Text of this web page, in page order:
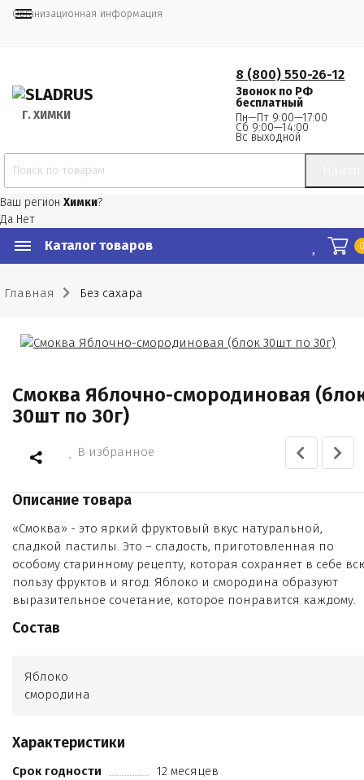
Организационная информация
Г. ХИМКИ
8 (800) 550-26-12
Звонок по РФ
бесплатный
Пн—Пт 9:00—17:00
Сб 9:00—14:00
Вс выходной
Ваш регион Химки?
Да Нет
Каталог товаров
Главная Без сахара
Смоква Яблочно-смородиновая
30шт по 30г)
В избранное
Описание товара
«Смоква» - это яркий фруктовый вкус натуральной,
сладкой пастилы. Это – сладость, приготовленная по
особому старинному рецепту, которая сохраняет в себе
пользу фруктов и ягод. Яблоко и смородина образуют
выразительное сочетание, которое понравится каждому.
Состав
Яблоко
смородина
Характеристики
Срок годности
12 месяцев